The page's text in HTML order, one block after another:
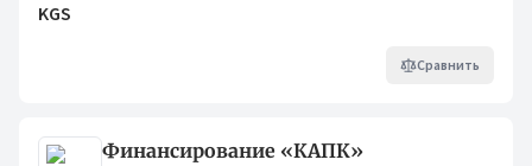
KGS
Сравнить
Финансирование «КАПК»